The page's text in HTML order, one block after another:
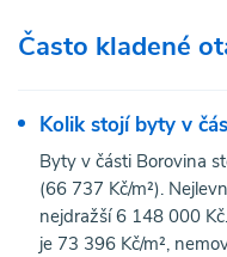
Často kladené
Kolik stojí byty v
Byty v části Borovina
(66 737 Kč/m²).
nejdražší 6 148 000
je 73 396 Kč/m²,